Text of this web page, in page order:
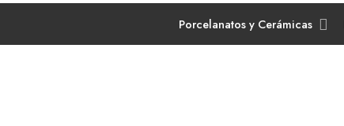
Porcelanatos y Cerámicas